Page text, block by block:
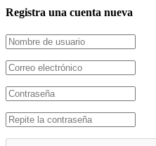
Registra una cuenta nueva